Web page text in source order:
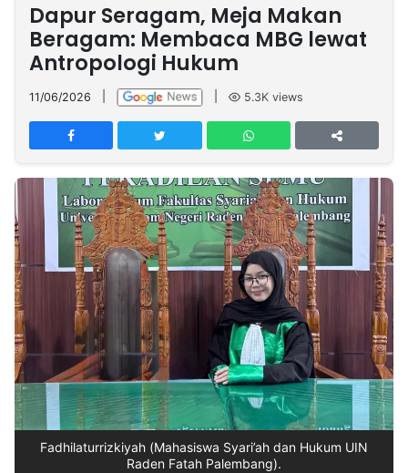
Nasional
International
Olahraga
Entertainment
Daerah
Pariwisata
Kuliner
Kolom
Network
PT
TREETAN
INDONESIA
Partner
Insight
NTB
Suara
Time
Lens
IDN
Daily
Jogja
Jalan
Rakyat
Idealita
News
Kita
Notice
Dinamikapost.com
Radar
Baru
Seedbacklink
Follow
Kabarbaru
Dapur Seragam, Meja Makan
Beragam: Membaca MBG lewat
Antropologi Hukum
11/06/2026 5.3K views
Fadhilaturrizkiyah (Mahasiswa Syari’ah dan Hukum UIN
Raden Fatah Palembang).